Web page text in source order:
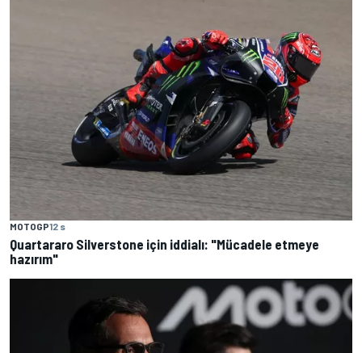
MOTOGP12 s
Quartararo Silverstone için iddialı: "Mücadele etmeye
hazırım"